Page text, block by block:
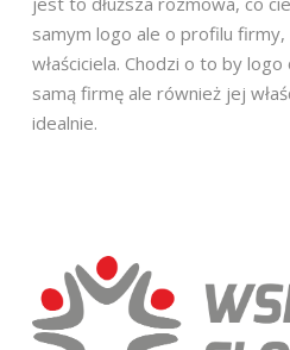
samym logo ale o profilu
właściciela. Chodzi o to by
samą firmę ale również jej
idealnie.